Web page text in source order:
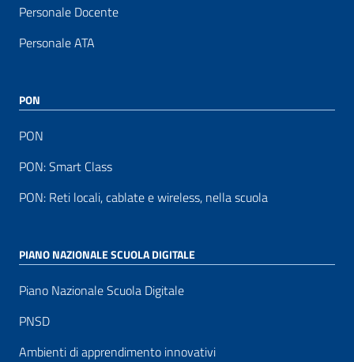
Personale Docente
Personale ATA
PON
PON
PON: Smart Class
PON: Reti locali, cablate e wireless, nella scuola
PIANO NAZIONALE SCUOLA DIGITALE
Piano Nazionale Scuola Digitale
PNSD
Ambienti di apprendimento innovativi